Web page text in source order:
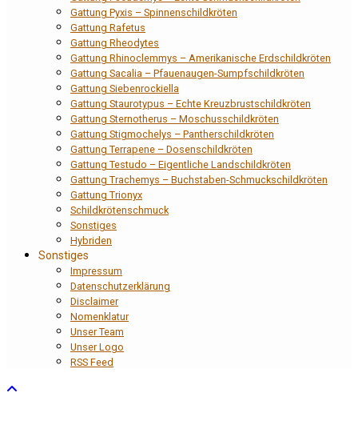
Gattung Pyxis – Spinnenschildkröten
Gattung Rafetus
Gattung Rheodytes
Gattung Rhinoclemmys – Amerikanische Erdschildkröten
Gattung Sacalia – Pfauenaugen-Sumpfschildkröten
Gattung Siebenrockiella
Gattung Staurotypus – Echte Kreuzbrustschildkröten
Gattung Sternotherus – Moschusschildkröten
Gattung Stigmochelys – Pantherschildkröten
Gattung Terrapene – Dosenschildkröten
Gattung Testudo – Eigentliche Landschildkröten
Gattung Trachemys – Buchstaben-Schmuckschildkröten
Gattung Trionyx
Schildkrötenschmuck
Sonstiges
Hybriden
Sonstiges
Impressum
Datenschutzerklärung
Disclaimer
Nomenklatur
Unser Team
Unser Logo
RSS Feed